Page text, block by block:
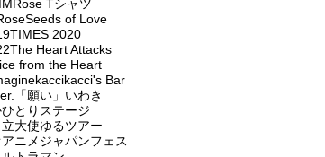
Rose Tシャツ
Seeds of Love
TIMES 2020
The Heart Attacks
from the Heart
kaccikacci's Bar
「願い」 いわき
ひとりステージ
大使ゆるツアー
アニメジャパンフェス